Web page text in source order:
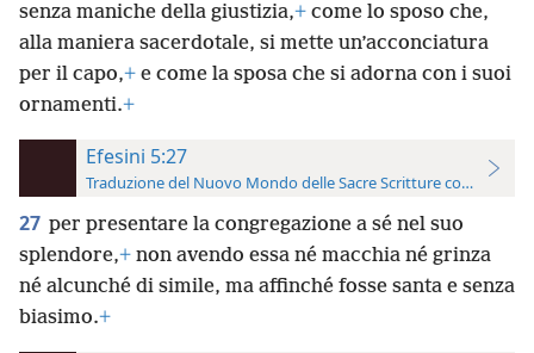
senza maniche della giustizia,+ come lo sposo che,
alla maniera sacerdotale, si mette un’acconciatura
per il capo,+ e come la sposa che si adorna con i suoi
ornamenti.+
Efesini 5:27
Traduzione del Nuovo Mondo delle Sacre Scritture con
27 per presentare la congregazione a sé nel suo
splendore,+ non avendo essa né macchia né grinza
né alcunché di simile, ma affinché fosse santa e senza
biasimo.+